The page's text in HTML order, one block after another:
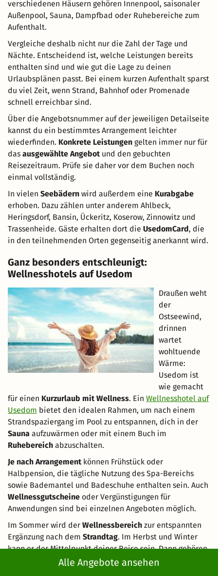
Alle Angebote ansehen
verschiedenen Häusern gehören Innenpool, saisonaler
Außenpool, Sauna, Dampfbad oder Ruhebereiche zum
Aufenthalt.
Vergleiche deshalb nicht nur die Zahl der Tage und
Nächte. Entscheidend ist, welche Leistungen bereits
enthalten sind und wie gut die Lage zu deinen
Urlaubsplänen passt. Bei einem kurzen Aufenthalt sparst
du viel Zeit, wenn Strand, Bahnhof oder Promenade
schnell erreichbar sind.
Über die Angebotsnummer auf der jeweiligen Detailseite
kannst du ein bestimmtes Arrangement leichter
wiederfinden. Konkrete Leistungen gelten immer nur für
das ausgewählte Angebotund den gebuchten
Reisezeitraum. Prüfe sie daher vor dem Buchen noch
einmal vollständig.
In vielen Seebädern wird außerdem eine Kurabgabe
erhoben. Dazu zählen unter anderem Ahlbeck,
Heringsdorf, Bansin, Ückeritz, Koserow, Zinnowitz und
Trassenheide. Gäste erhalten dort die UsedomCard , die
in den teilnehmenden Orten gegenseitig anerkannt wird.
Ganz besonders entschleunigt:
Wellnesshotels auf Usedom
Draußen weht
der
Ostseewind,
drinnen
wartet
wohltuende
Wärme:
Usedom ist
wie gemacht
für einen Kurzurlaub mit Wellness. Ein Wellnesshotel auf
Usedom bietet den idealen Rahmen, um nach einem
Strandspaziergang im Pool zu entspannen, dich in der
Sauna aufzuwärmen oder mit einem Buch im
Ruhebereich abzuschalten.
Je nach Arrangementkönnen Frühstück oder
Halbpension, die tägliche Nutzung des Spa-Bereichs
sowie Bademantel und Badeschuhe enthalten sein. Auch
Wellnessgutscheine oder Vergünstigungen für
Anwendungen sind bei einzelnen Angeboten möglich.
Im Sommer wird der Wellnessbereich zur entspannten
Ergänzung nach dem Strandtag. Im Herbst und Winter
kann er der Mittelpunkt deiner Reise sein. Dann gehören
raue Luft, leere Promenaden und die wohlige Wärme im